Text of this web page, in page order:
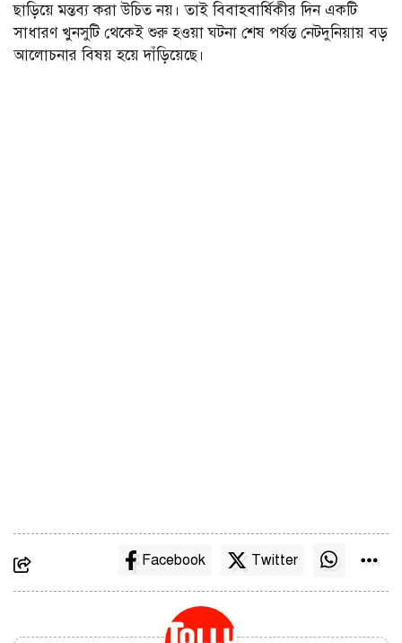
ছাড়িয়ে মন্তব্য করা উচিত নয়। তাই বিবাহবার্ষিকীর দিন একটি
সাধারণ খুনসুটি থেকেই শুরু হওয়া ঘটনা শেষ পর্যন্ত নেটদুনিয়ায় বড়
আলোচনার বিষয় হয়ে দাঁড়িয়েছে।
Facebook Twitter